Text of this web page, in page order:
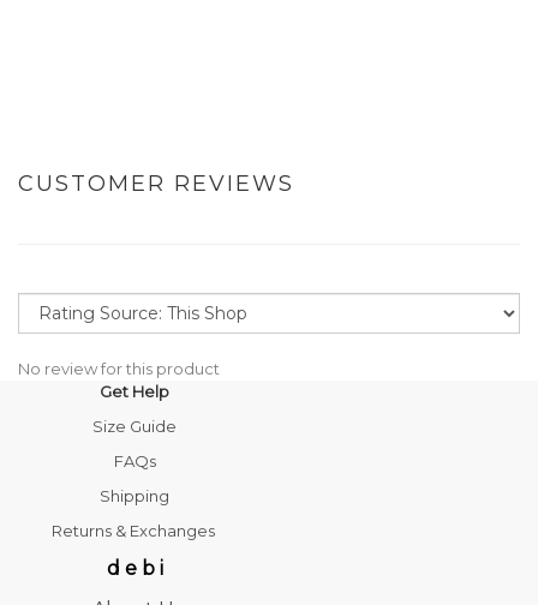
CUSTOMER REVIEWS
No review for this product
Get Help
Size Guide
FAQs
Shipping
Returns & Exchanges
d e b i